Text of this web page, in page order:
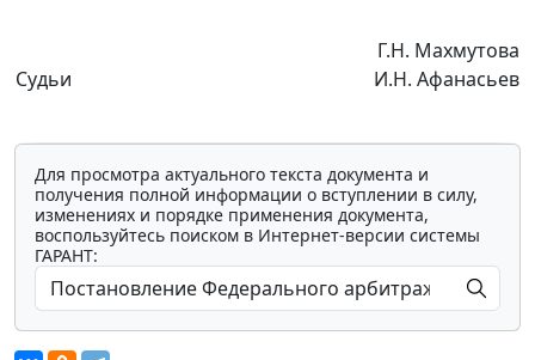
Судьи
Г.Н. Махмутова
И.Н. Афанасьев
Для просмотра актуального текста документа и
получения полной информации о вступлении в силу,
изменениях и порядке применения документа,
воспользуйтесь поиском в Интернет-версии системы
ГАРАНТ: